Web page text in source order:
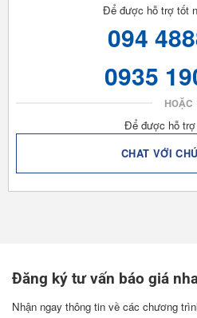
Để được hỗ trợ tốt
094
0935
HOẶC
Để được hỗ
CHAT VỚI
Đăng ký tư vấn báo giá
Nhận ngay thông tin về các chương